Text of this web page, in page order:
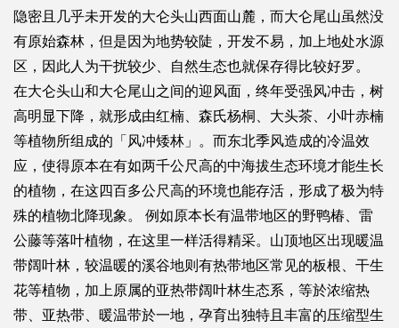
隐密且几乎未开发的大仑头山西面山麓，而大仑尾山虽然没
有原始森林，但是因为地势较陡，开发不易，加上地处水源
区，因此人为干扰较少、自然生态也就保存得比较好罗。
在大仑头山和大仑尾山之间的迎风面，终年受强风冲击，树
高明显下降，就形成由红楠、森氏杨桐、大头茶、小叶赤楠
等植物所组成的「风冲矮林」。而东北季风造成的冷温效
应，使得原本在有如两千公尺高的中海拔生态环境才能生长
的植物，在这四百多公尺高的环境也能存活，形成了极为特
殊的植物北降现象。 例如原本长有温带地区的野鸭椿、雷
公藤等落叶植物，在这里一样活得精采。山顶地区出现暖温
带阔叶林，较温暖的溪谷地则有热带地区常见的板根、干生
花等植物，加上原属的亚热带阔叶林生态系，等於浓缩热
带、亚热带、暖温带於一地，孕育出独特且丰富的压缩型生